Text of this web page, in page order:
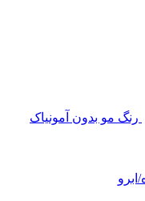
رنگ مو بدون آمونیاک